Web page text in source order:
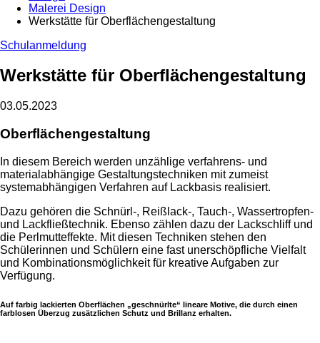
Malerei Design
Werkstätte für Oberflächengestaltung
Schulanmeldung
Werkstätte für Oberflächengestaltung
03.05.2023
Oberflächengestaltung
In diesem Bereich werden unzählige verfahrens- und
materialabhängige Gestaltungstechniken mit zumeist
systemabhängigen Verfahren auf Lackbasis realisiert.
Dazu gehören die Schnürl-, Reißlack-, Tauch-, Wassertropfen-
und Lackfließtechnik. Ebenso zählen dazu der Lackschliff und
die Perlmutteffekte. Mit diesen Techniken stehen den
Schülerinnen und Schülern eine fast unerschöpfliche Vielfalt
und Kombinationsmöglichkeit für kreative Aufgaben zur
Verfügung.
Auf farbig lackierten Oberflächen „geschnürlte“ lineare Motive, die durch einen
farblosen Überzug zusätzlichen Schutz und Brillanz erhalten.